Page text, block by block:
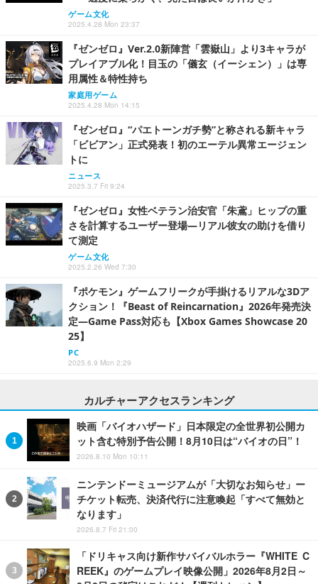
ゲーム文化
2025.4.28 Mon 23:37
『ゼンゼロ』Ver.2.0新陣営「雲嶽山」より3キャラが
プレイアブル化！目玉の「儀玄（イーシェン）」は専
用属性＆特性持ち
家庭用ゲーム
2025.4.28 Mon 14:15
『ゼンゼロ』“パエトーンガチ勢”と称される新キャラ
「ビビアン」正式発表！初のエーテル異常エージェン
トに
ニュース
2025.3.7 Fri 9:24
『ゼンゼロ』女性ベテラン治安官「朱鳶」ヒップの重
さを計算するユーザー登場―リアル彼女の助けを借り
て測定
ゲーム文化
2025.2.26 Wed 7:30
『ポケモン』ゲームフリークが手掛けるリアルな3Dア
クション！『Beast of Reincarnation』2026年発売決
定―Game Pass対応も【Xbox Games Showcase 20
25】
PC
2025.6.9 Mon 2:29
カルチャーアクセスランキング
映画「バイオハザード」日本限定の全世界初公開カ
ット含む特別予告公開！8月10日は“バイオの日”！
2026.8.10 Mon 10:11
ニンテンドーミュージアムが「大切なお知らせ」ー
チケット転売、決済代行に注意喚起「すべて無効と
なります」
2026.8.7 Fri 21:00
「ドリキャス向け新作サバイバルホラー『WHITE C
REEK』のゲームプレイ映像公開」2026年8月2日～